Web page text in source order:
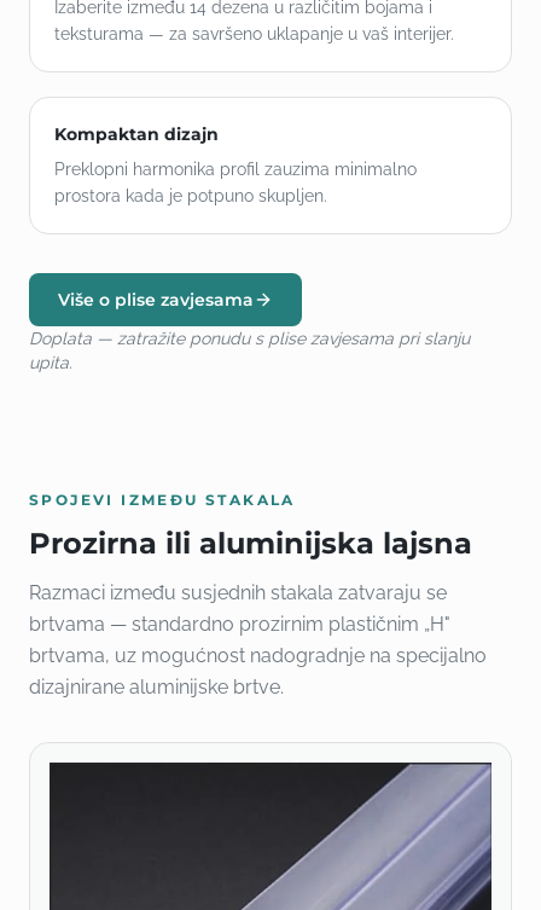
Izaberite između 14 dezena u različitim bojama i
teksturama — za savršeno uklapanje u vaš interijer.
Kompaktan dizajn
Preklopni harmonika profil zauzima minimalno
prostora kada je potpuno skupljen.
Više o plise zavjesama
Doplata — zatražite ponudu s plise zavjesama pri slanju
upita.
SPOJEVI IZMEĐU STAKALA
Prozirna ili aluminijska lajsna
Razmaci između susjednih stakala zatvaraju se
brtvama — standardno prozirnim plastičnim „H"
brtvama, uz mogućnost nadogradnje na specijalno
dizajnirane aluminijske brtve.